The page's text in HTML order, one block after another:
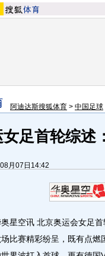
阿迪达斯搜狐体育 > 中国足球
足首轮综述
月07日14:42
空讯 北京奥运会女足首
比赛精彩纷呈，既有点燃